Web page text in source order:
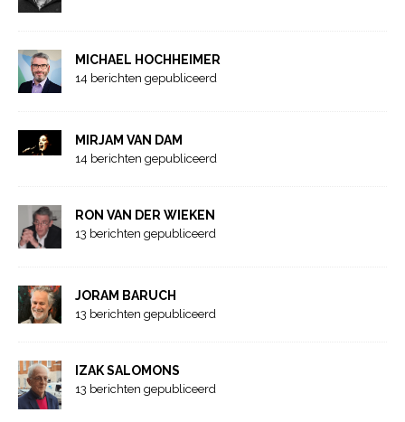
MICHAEL HOCHHEIMER
14 berichten gepubliceerd
MIRJAM VAN DAM
14 berichten gepubliceerd
RON VAN DER WIEKEN
13 berichten gepubliceerd
JORAM BARUCH
13 berichten gepubliceerd
IZAK SALOMONS
13 berichten gepubliceerd